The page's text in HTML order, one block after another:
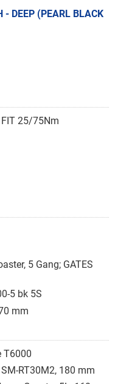
- DEEP (PEARL BLACK
FIT 25/75Nm
5 Gang; GATES
5 bk 5S
mm
T6000
RT30M2, 180 mm